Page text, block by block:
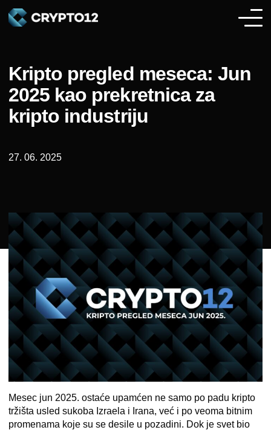
Kripto pregled meseca: Jun
2025 kao prekretnica za
kripto industriju
27. 06. 2025
Mesec jun 2025. ostaće upamćen ne samo po padu kripto
tržišta usled sukoba Izraela i Irana, već i po veoma bitnim
promenama koje su se desile u pozadini. Dok je svet bio